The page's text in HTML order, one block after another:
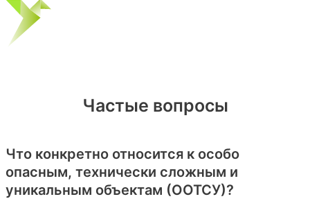
Частые вопросы
Что конкретно относится к особо
опасным, технически сложным и
уникальным объектам (ООТСУ)?